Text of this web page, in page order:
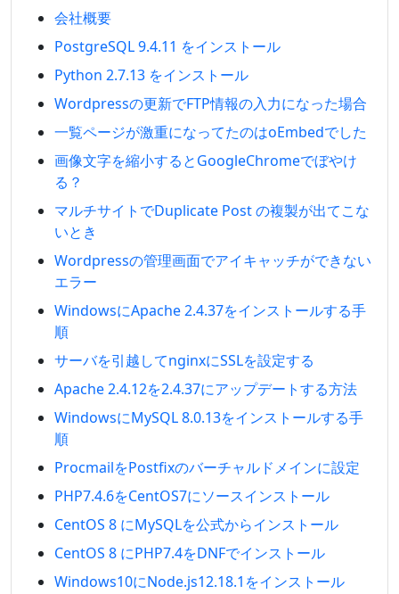
会社概要
PostgreSQL 9.4.11 をインストール
Python 2.7.13 をインストール
Wordpressの更新でFTP情報の入力になった場合
一覧ページが激重になってたのはoEmbedでした
画像文字を縮小するとGoogleChromeでぼやけ
る？
マルチサイトでDuplicate Post の複製が出てこな
いとき
Wordpressの管理画面でアイキャッチができない
エラー
WindowsにApache 2.4.37をインストールする手
順
サーバを引越してnginxにSSLを設定する
Apache 2.4.12を2.4.37にアップデートする方法
WindowsにMySQL 8.0.13をインストールする手
順
ProcmailをPostfixのバーチャルドメインに設定
PHP7.4.6をCentOS7にソースインストール
CentOS 8 にMySQLを公式からインストール
CentOS 8 にPHP7.4をDNFでインストール
Windows10にNode.js12.18.1をインストール